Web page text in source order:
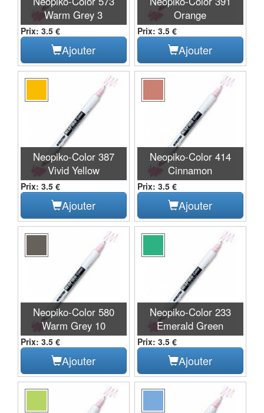
Warm Grey 3
Prix: 3.5 €
Ajouter
Orange
Prix: 3.5 €
Ajouter
Neopiko-Color 387
Vivid Yellow
Prix: 3.5 €
Ajouter
Neopiko-Color 414
Cinnamon
Prix: 3.5 €
Ajouter
Neopiko-Color 580
Warm Grey 10
Prix: 3.5 €
Ajouter
Neopiko-Color 233
Emerald Green
Prix: 3.5 €
Ajouter